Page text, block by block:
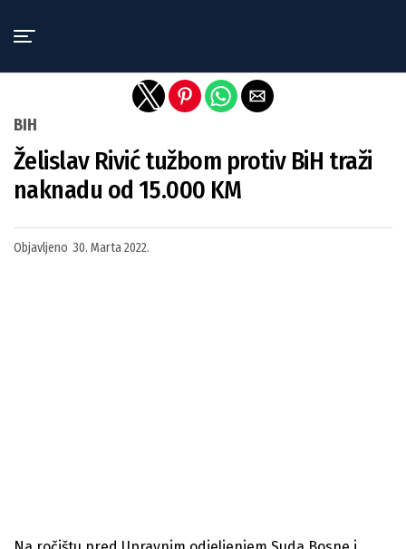
BIH
Želislav Rivić tužbom protiv BiH traži
naknadu od 15.000 KM
Objavljeno 30. Marta 2022.